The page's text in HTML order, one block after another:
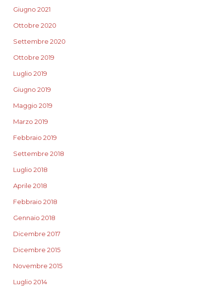
Giugno 2021
Ottobre 2020
Settembre 2020
Ottobre 2019
Luglio 2019
Giugno 2019
Maggio 2019
Marzo 2019
Febbraio 2019
Settembre 2018
Luglio 2018
Aprile 2018
Febbraio 2018
Gennaio 2018
Dicembre 2017
Dicembre 2015
Novembre 2015
Luglio 2014